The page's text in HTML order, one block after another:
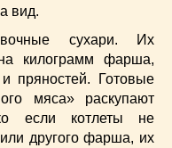
вид.
сухари. Их
килограмм фарша,
пряностей. Готовые
мяса» раскупают
если котлеты не
другого фарша, их